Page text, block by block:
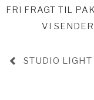
FRI FRAGT TIL
VI
STUDIO